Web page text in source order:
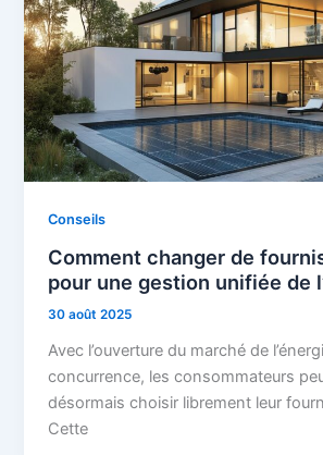
Conseils
Comment changer de
pour une gestion unifiée de
30 août 2025
Avec l’ouverture du marché de
concurrence, les consommateurs
désormais choisir librement leur
Cette